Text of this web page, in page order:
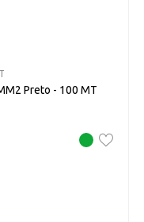
Preto - 100 MT